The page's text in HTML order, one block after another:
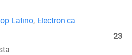
Latino, Electrónica
23